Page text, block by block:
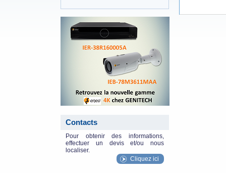
Contacts
Pour obtenir des informations,
effectuer un devis et/ou nous
localiser.
Cliquez ici